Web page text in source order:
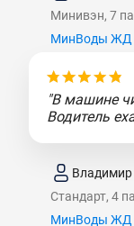
Минивэн, 7
МинВоды ЖД
"В машине
Водитель
Владимир
Стандарт, 4
МинВоды ЖД